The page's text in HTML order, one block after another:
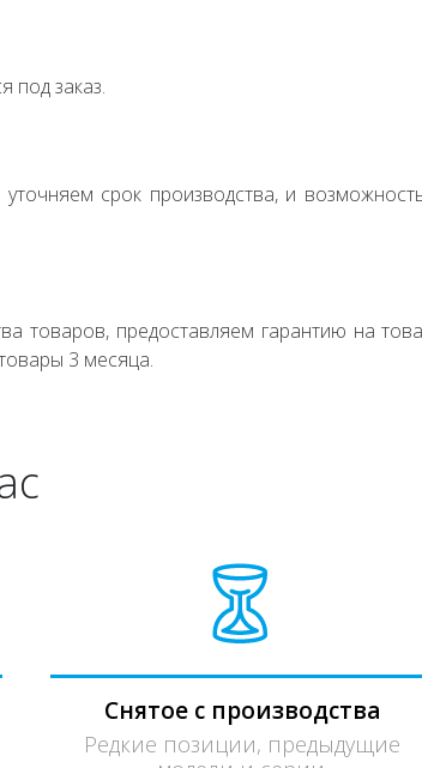
под заказ.
срок производства, и
товаров, предоставляем гарантию на
3 месяца.
Снятое с производства
Редкие позиции, предыдущие